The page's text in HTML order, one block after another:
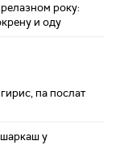
року:
и оду
па послат
у